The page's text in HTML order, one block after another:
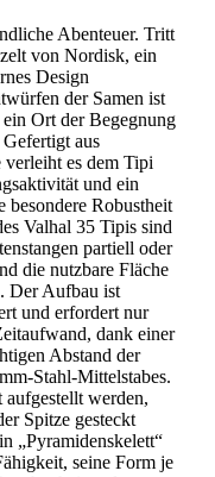
Abenteuer. Tritt
von Nordisk, ein
Design
der Samen ist
Ort der Begegnung
aus
es dem Tipi
und ein
besondere Robustheit
Valhal 35 Tipis sind
partiell oder
die nutzbare Fläche
Der Aufbau ist
und erfordert nur
dank einer
Abstand der
Stahl-Mittelstabes.
werden,
Spitze gesteckt
„Pyramidenskelett“
seine Form je